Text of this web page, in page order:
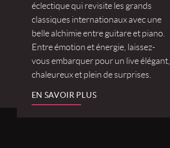
éclectique qui revisite les grands
classiques internationaux avec une
belle alchimie entre guitare et piano.
Entre émotion et énergie, laissez-
vous embarquer pour un live élégant,
chaleureux et plein de surprises.
EN SAVOIR PLUS